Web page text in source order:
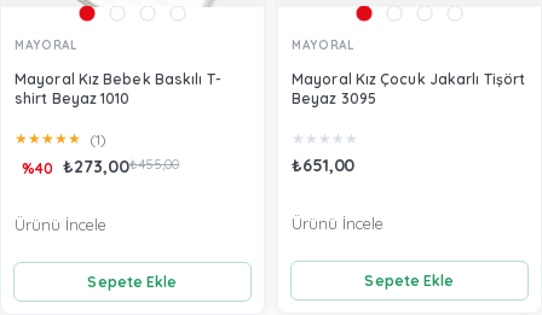
MAYORAL
Mayoral Kız Bebek Baskılı T-
shirt Beyaz 1010
★★★★★ (1)
₺273,00₺455,00
%40
Sepete Ekle
Ürünü İncele
MAYORAL
Mayoral Kız Çocuk Jakarlı Tişört
Beyaz 3095
★ ★ ★ ★ ★
₺651,00
Sepete Ekle
Ürünü İncele